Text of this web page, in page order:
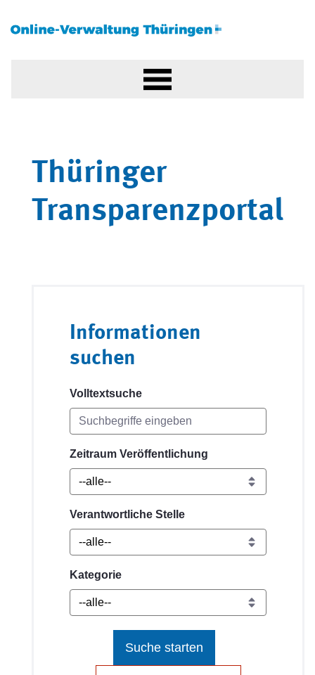
Thüringer
Transparenzportal
Informationen
suchen
Volltextsuche
Zeitraum Veröffentlichung
Verantwortliche Stelle
Kategorie
Suche starten